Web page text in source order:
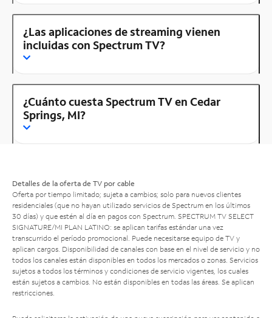
¿Las aplicaciones de streaming vienen
incluidas con Spectrum TV?
¿Cuánto cuesta Spectrum TV en Cedar
Springs, MI?
Detalles de la oferta de TV por cable
Oferta por tiempo limitado; sujeta a cambios; solo para nuevos clientes
residenciales (que no hayan utilizado servicios de Spectrum en los últimos
30 días) y que estén al día en pagos con Spectrum. SPECTRUM TV SELECT
SIGNATURE/MI PLAN LATINO: se aplican tarifas estándar una vez
transcurrido el período promocional. Puede necesitarse equipo de TV y
aplican cargos. Disponibilidad de canales con base en el nivel de servicio y no
todos los canales están disponibles en todos los mercados o zonas. Servicios
sujetos a todos los términos y condiciones de servicio vigentes, los cuales
están sujetos a cambios. No están disponibles en todas las áreas. Se aplican
restricciones.